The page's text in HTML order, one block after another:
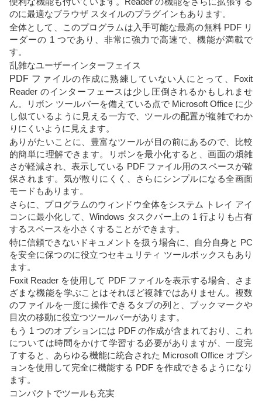
のに最適なブラウザ スタイルのプラグインもあります。
全体として、このプログラムは入手可能な最高の無料 PDF リ
ーダーの 1 つであり、非常に強力で高速で、機能が満載で
す。
乱雑なユーザーインターフェイス
PDF ファイルの作成に熟練していない人にとって、Foxit
Reader のインターフェースは少し圧倒されるかもしれませ
ん。リボン ツールバーを備えている点で Microsoft Office に少
し似ているように見える一方で、ツールの配置が複雑でわか
りにくいように見えます。
ありがたいことに、豊富なツールが目の前にあるので、比較
的簡単に理解できます。リボンを最小化すると、画面の煩雑
さが軽減され、表示している PDF ファイル用のスペースが確
保されます。気が散りにくく、さらにシンプルになる全画面
モードもあります。
さらに、プログラムのウィンドウ全体をシステム トレイ アイ
コンに最小化して、Windows タスクバー上の 1 行よりも占有
するスペースを小さくすることができます。
特に信頼できないドキュメントを扱う場合に、自分自身と PC
を安全に保つのに役立つセキュリティ ツールボックスもあり
ます。
Foxit Reader を使用して PDF ファイルを表示する場合、さま
ざまな機能を学ぶことはそれほど複雑ではありません。複数
のファイルを一度に操作できるタブの列と、ブックマークや
目次の移動に役立つツールバーがあります。
もう 1 つのオプションには PDF の作成が含まれており、これ
については時間をかけて学習する必要がありますが、一度完
了すると、あらゆる機能に統合された Microsoft Office オプシ
ョンを使用して完全に機能する PDF を作成できるようになり
ます。
コンパクトでツールも充実